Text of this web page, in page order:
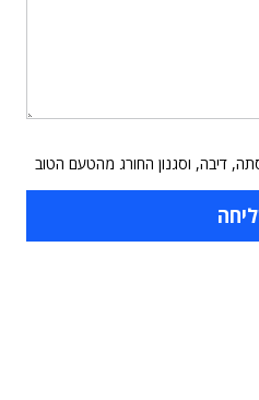
דיבה, וסגנון החורג מהטעם הטוב